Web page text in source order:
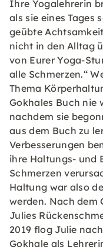
Ihre Yogalehrerin
als sie eines Tages
geübte
nicht in den Alltag
von Eurer Yoga-
alle Schmerzen.“
Thema
Gokhales Buch nie
nachdem sie
aus dem Buch zu
Verbesserungen
ihre Haltungs- und
Schmerzen
Haltung war also
werden. Nach dem
Julies
2019 flog Julie
Gokhale als